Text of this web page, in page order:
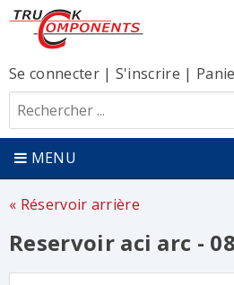
Se connecter| S'inscrire |
MENU
Réservoir arrière
Reservoir aci arc -